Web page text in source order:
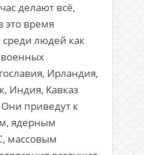
делают всё,
это время
людей как
Ирландия,
Индия, Кавказ
приведут к
ядерным
массовым